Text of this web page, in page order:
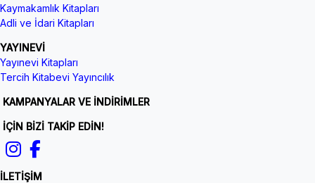
Kaymakamlık Kitapları
Adli ve İdari Kitapları
YAYINEVİ
Yayınevi Kitapları
Tercih Kitabevi Yayıncılık
KAMPANYALAR VE İNDİRİMLER
İÇİN BİZİ TAKİP EDİN!
İLETİŞİM